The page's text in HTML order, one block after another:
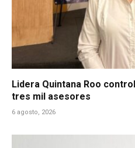
Lidera Quintana Roo
tres mil asesores
6 agosto, 2026